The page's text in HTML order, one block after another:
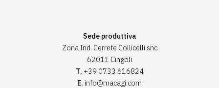
Sede produttiva
Zona Ind. Cerrete Collicelli snc
62011 Cingoli
T. +39 0733 616824
E. info@macagi.com